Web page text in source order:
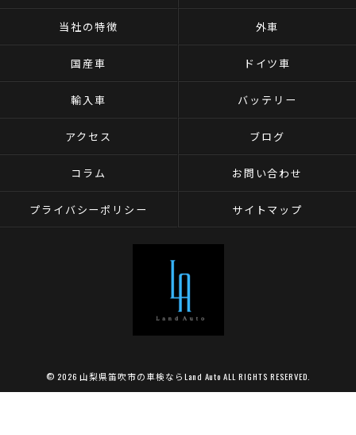
当社の特徴 外車
国産車 ドイツ車
輸入車 バッテリー
アクセス ブログ
コラム お問い合わせ
プライバシーポリシー サイトマップ
© 2026 山梨県笛吹市の車検ならLand Auto ALL RIGHTS RESERVED.